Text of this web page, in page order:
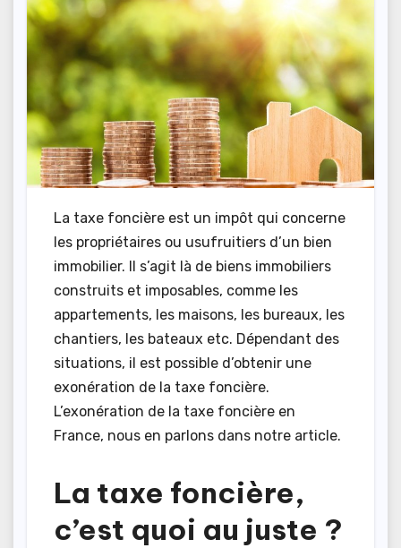
La taxe foncière est un impôt qui concerne
les propriétaires ou usufruitiers d’un bien
immobilier. Il s’agit là de biens immobiliers
construits et imposables, comme les
appartements, les maisons, les bureaux, les
chantiers, les bateaux etc. Dépendant des
situations, il est possible d’obtenir une
exonération de la taxe foncière.
L’exonération de la taxe foncière en
France, nous en parlons dans notre article.
La taxe foncière,
c’est quoi au juste ?